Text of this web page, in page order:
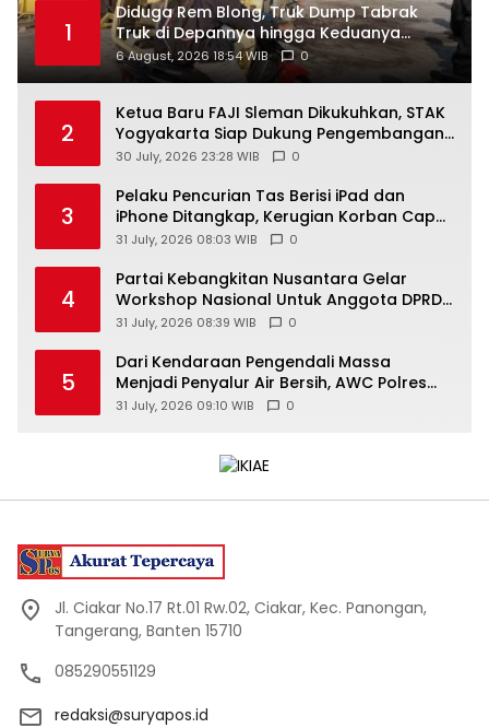
1
Diduga Rem Blong, Truk Dump Tabrak
Truk di Depannya hingga Keduanya
Terguling di Patuk
6 August, 2026 18:54 WIB 0
2
Ketua Baru FAJI Sleman Dikukuhkan, STAK
Yogyakarta Siap Dukung Pengembangan
Arung Jeram DIY
30 July, 2026 23:28 WIB 0
3
Pelaku Pencurian Tas Berisi iPad dan
iPhone Ditangkap, Kerugian Korban Capai
Rp25 Juta
31 July, 2026 08:03 WIB 0
4
Partai Kebangkitan Nusantara Gelar
Workshop Nasional Untuk Anggota DPRD
Kabupaten/Kota di Yogyakarta
31 July, 2026 08:39 WIB 0
5
Dari Kendaraan Pengendali Massa
Menjadi Penyalur Air Bersih, AWC Polres
Gunungkidul Bantu Warga Kekeringan
31 July, 2026 09:10 WIB 0
Jl. Ciakar No.17 Rt.01 Rw.02, Ciakar, Kec. Panongan,
Tangerang, Banten 15710
085290551129
redaksi@suryapos.id